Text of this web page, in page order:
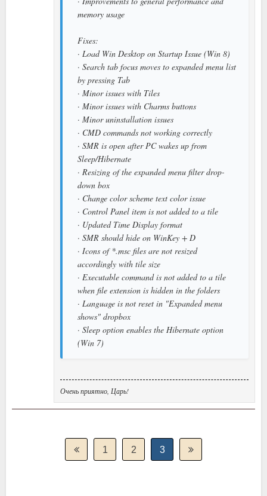
memory usage
Fixes:
· Load Win Desktop on Startup Issue (Win 8)
· Search tab focus moves to expanded menu list
by pressing Tab
· Minor issues with Tiles
· Minor issues with Charms buttons
· Minor uninstallation issues
· CMD commands not working correctly
· SMR is open after PC wakes up from
Sleep/Hibernate
· Resizing of the expanded menu filter drop-
down box
· Change color scheme text color issue
· Control Panel item is not added to a tile
· Updated Time Display format
· SMR should hide on WinKey + D
· Icons of *.msc files are not resized
accordingly with tile size
· Executable command is not added to a tile
when file extension is hidden in the folders
· Language is not reset in "Expanded menu
shows" dropbox
· Sleep option enables the Hibernate option
(Win 7)
Очень приятно, Царь!
1 2 3